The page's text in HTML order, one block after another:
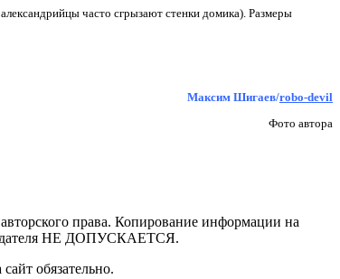
часто сгрызают стенки домика). Размеры
Максим Шигаев/robo-devil
Фото автора
права. Копирование информации на
НЕ ДОПУСКАЕТСЯ.
обязательно.